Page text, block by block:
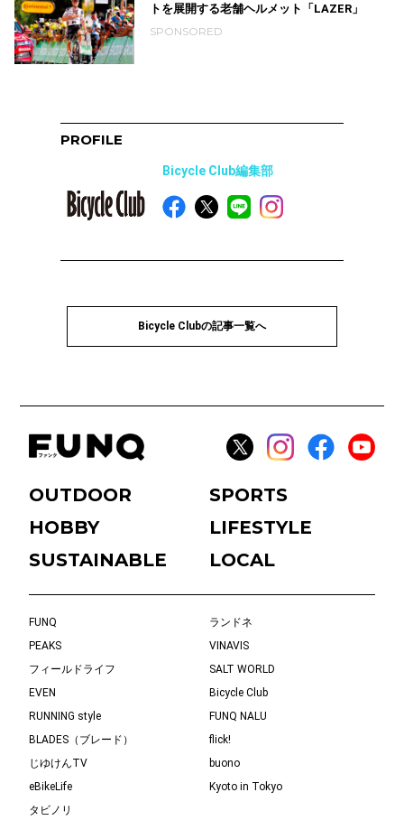
トを展開する老舗ヘルメット「LAZER」
SPONSORED
PROFILE
Bicycle Club編集部
Bicycle Clubの記事一覧へ
OUTDOOR
SPORTS
HOBBY
LIFESTYLE
SUSTAINABLE
LOCAL
FUNQ
ランドネ
PEAKS
VINAVIS
フィールドライフ
SALT WORLD
EVEN
Bicycle Club
RUNNING style
FUNQ NALU
BLADES（ブレード）
flick!
じゆけんTV
buono
eBikeLife
Kyoto in Tokyo
タビノリ